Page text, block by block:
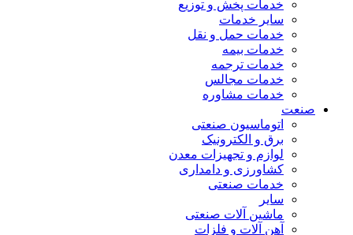
خدمات پخش و توزیع
سایر خدمات
خدمات حمل و نقل
خدمات بیمه
خدمات ترجمه
خدمات مجالس
خدمات مشاوره
صنعت
اتوماسیون صنعتی
برق و الکترونیک
لوازم و تجهیزات معدن
کشاورزی و دامداری
خدمات صنعتی
سایر
ماشین آلات صنعتی
آهن آلات و فلزات